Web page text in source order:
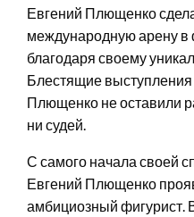
Евгений Плющенко
международную арену в
благодаря своему
Блестящие
Плющенко не оставили
ни судей.
С самого начала своей
Евгений Плющенко
амбициозный фигурист.